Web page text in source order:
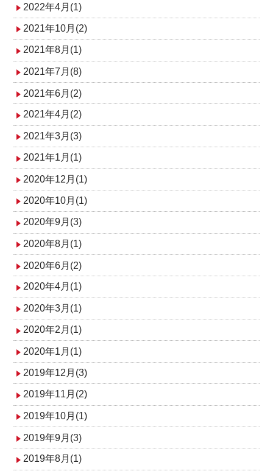
2022年4月(1)
2021年10月(2)
2021年8月(1)
2021年7月(8)
2021年6月(2)
2021年4月(2)
2021年3月(3)
2021年1月(1)
2020年12月(1)
2020年10月(1)
2020年9月(3)
2020年8月(1)
2020年6月(2)
2020年4月(1)
2020年3月(1)
2020年2月(1)
2020年1月(1)
2019年12月(3)
2019年11月(2)
2019年10月(1)
2019年9月(3)
2019年8月(1)